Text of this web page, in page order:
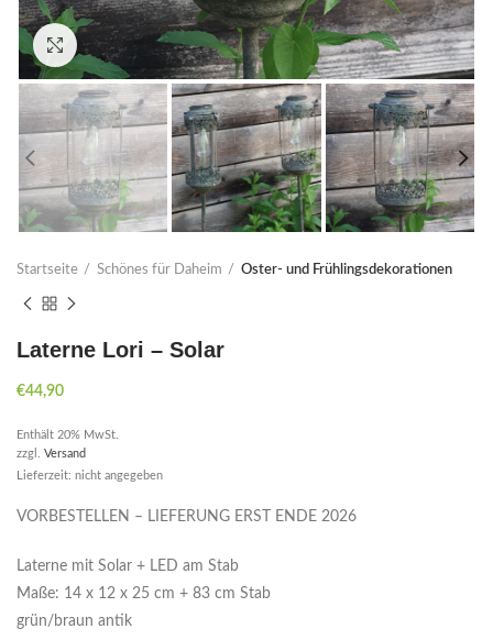
Click to enlarge
Startseite Schönes für Daheim Oster- und Frühlingsdekorationen
Laterne Lori – Solar
€44,90
Enthält 20% MwSt.
zzgl. Versand
Lieferzeit: nicht angegeben
VORBESTELLEN – LIEFERUNG ERST ENDE 2026
Laterne mit Solar + LED am Stab
Maße: 14 x 12 x 25 cm + 83 cm Stab
grün/braun antik